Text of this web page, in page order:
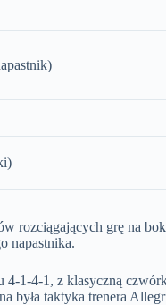
rozciągających grę na
napastnika.
1-4-1, z klasyczną
taktyka trenera